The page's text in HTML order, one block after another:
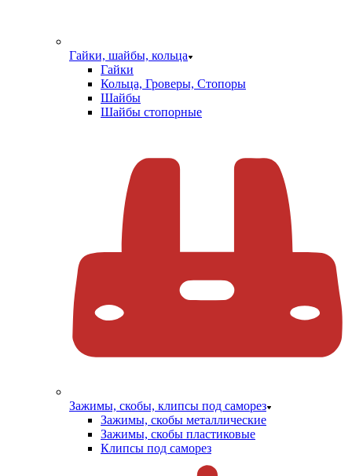
Гайки, шайбы, кольца
Гайки
Кольца, Гроверы, Стопоры
Шайбы
Шайбы стопорные
Зажимы, скобы, клипсы под саморез
Зажимы, скобы металлические
Зажимы, скобы пластиковые
Клипсы под саморез